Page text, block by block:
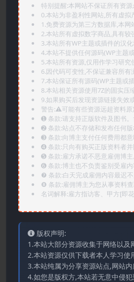
特别提醒:本网站不保证所有资
0.本站为非盈利性网站,所有虚
1.免费资源为第三方数据库,本
2.本站所有虚拟数字商品,具有
3.本站所有WP主题或插件的汉
4.本站不提供任何源码(WP主题
5.本站所有资源,仅用作学习研
6.因代码可变性,不保证兼容所
7.本站保证所有源码(WP主题或
8.本站相关资源使用7Z的固实压
9.如果购买后发现资源链接失效
警告:⚠️可能有些资源远超资料
➊️ 条款:请支持正版软件及图书
➋️ 条款:站点不存储和发布任何
➌️ 条款:向博主支付任何费用都
➍️ 条款:只向有购买正版资料者
➎ 条款:雇方承诺不恶意雇佣博
➏️ 条款:博主也不负责鉴别受雇
❼ 条款:白天完成雇佣内容最迟
❽ 条款:雇佣博主为您从事资料
名词解释:雇方指访客、甲方[即
版权声明:
1.本站大部分资源收集于网络以及
2.本站资源仅供下载者本人学习使
3.本站纯属为分享资源站点,网站
4.如您是版权方,本站若无意中侵